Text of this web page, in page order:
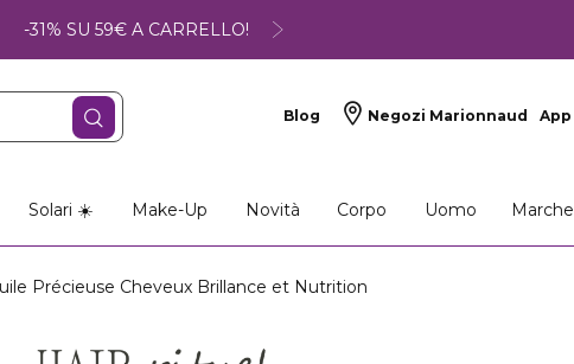
-31% SU 59€ A CARRELLO!
Blog Negozi Marionnaud App
Solari ☀️ Make-Up Novità Corpo Uomo Marche
Précieuse Cheveux Brillance et Nutrition